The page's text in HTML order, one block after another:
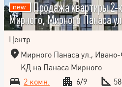
Продажа квартиры 2-
Мирного, Мирного Панаса
Центр
Мирного Панаса ул.,
КД на Панаса Мирного
2 комн.
6/9